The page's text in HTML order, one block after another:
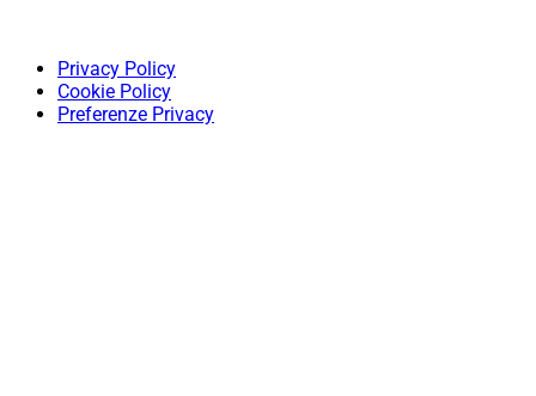
Privacy Policy
Cookie Policy
Preferenze Privacy